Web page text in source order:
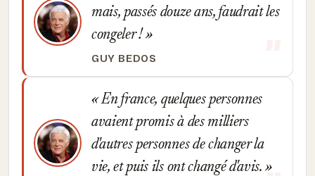
mais, passés douze ans, faudrait les
congeler !
GUY BEDOS
En france, quelques personnes
avaient promis à des milliers
d'autres personnes de changer la
vie, et puis ils ont changé d'avis.